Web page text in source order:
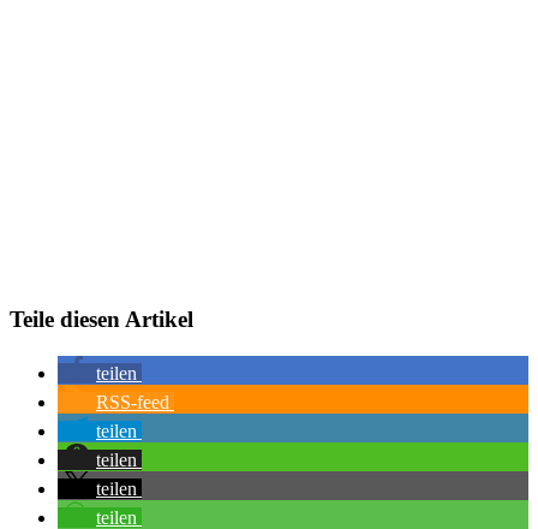
Teile diesen Artikel
teilen
RSS-feed
teilen
teilen
teilen
teilen